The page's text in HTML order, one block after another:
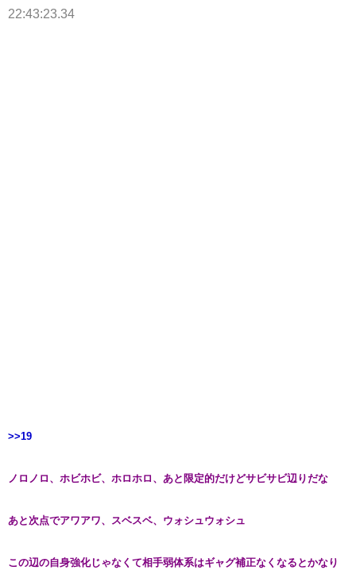
22:43:23.34
>>19
ノロノロ、ホビホビ、ホロホロ、あと限定的だけどサビサビ辺りだな
あと次点でアワアワ、スベスベ、ウォシュウォシュ
この辺の自身強化じゃなくて相手弱体系はギャグ補正なくなるとかなり